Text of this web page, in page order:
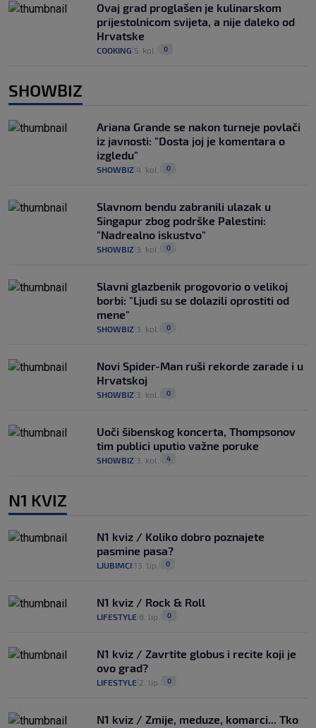
Ovaj grad proglašen je kulinarskom
prijestolnicom svijeta, a nije daleko od
Hrvatske
COOKING 5. kol. 0
SHOWBIZ
Ariana Grande se nakon turneje povlači
iz javnosti: "Dosta joj je komentara o
izgledu"
SHOWBIZ 4. kol. 0
Slavnom bendu zabranili ulazak u
Singapur zbog podrške Palestini:
"Nadrealno iskustvo"
SHOWBIZ 3. kol. 0
Slavni glazbenik progovorio o velikoj
borbi: "Ljudi su se dolazili oprostiti od
mene"
SHOWBIZ 3. kol. 0
Novi Spider-Man ruši rekorde zarade i u
Hrvatskoj
SHOWBIZ 3. kol. 0
Uoči šibenskog koncerta, Thompsonov
tim publici uputio važne poruke
SHOWBIZ 3. kol. 4
N1 KVIZ
N1 kviz / Koliko dobro poznajete
pasmine pasa?
LJUBIMCI 13. lip. 0
N1 kviz / Rock & Roll
LIFESTYLE 8. lip. 0
N1 kviz / Zavrtite globus i recite koji je
ovo grad?
LIFESTYLE 2. lip. 0
N1 kviz / Zmije, meduze, komarci... Tko